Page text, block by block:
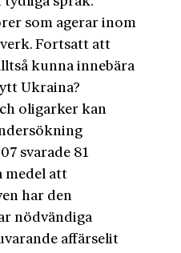
som agerar inom
Fortsatt att
kunna innebära
Ukraina?
oligarker kan
svarade 81
medel att
har den
nödvändiga
affärselit